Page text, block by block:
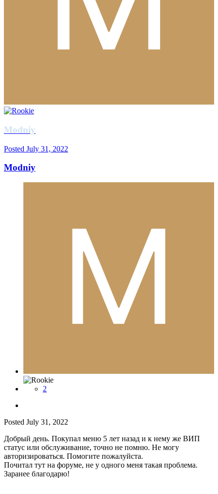
Modniy
Posted July 31, 2022
Modniy
2
Posted July 31, 2022
Добрый день. Покупал меню 5 лет назад и к нему же ВИП
статус или обслуживание, точно не помню. Не могу
авторизироваться. Помогите пожалуйста.
Почитал тут на форуме, не у одного меня такая проблема.
Заранее благодарю!